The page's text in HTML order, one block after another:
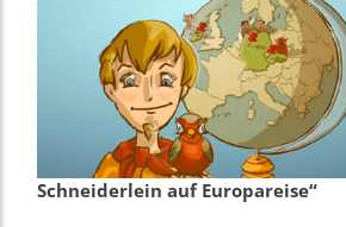
Schneiderlein auf Europareise“